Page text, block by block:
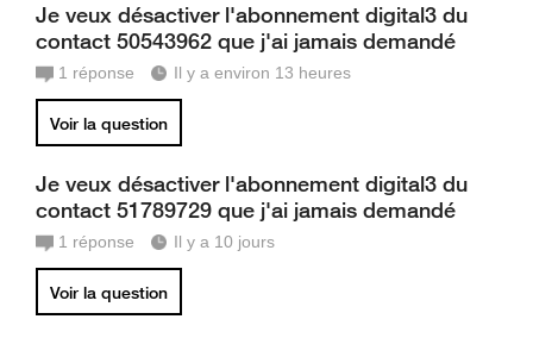
Je veux désactiver l'abonnement digital3 du
contact 50543962 que j'ai jamais demandé
1 réponse Il y a environ 13 heures
Voir la question
Je veux désactiver l'abonnement digital3 du
contact 51789729 que j'ai jamais demandé
1 réponse Il y a 10 jours
Voir la question